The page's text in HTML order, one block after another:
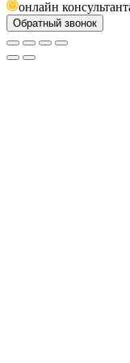
онлайн
Обратный звонок